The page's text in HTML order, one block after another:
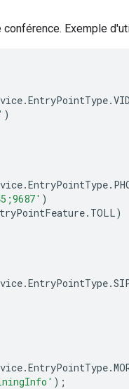
conférence. Exemple
.EntryPointType.
)
.EntryPointType.
)
. TOLL)
.EntryPointType.
.EntryPointType.
);